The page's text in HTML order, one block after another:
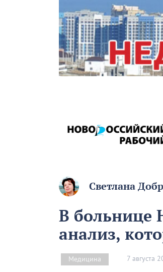
Светлана
В больнице
анализ,
Медицина 7 августа